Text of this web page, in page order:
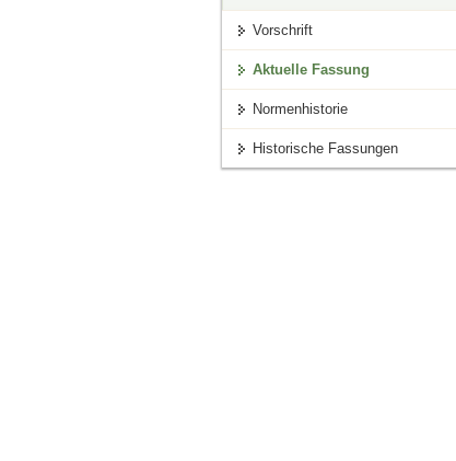
Vorschrift
Aktuelle Fassung
Normenhistorie
Historische Fassungen